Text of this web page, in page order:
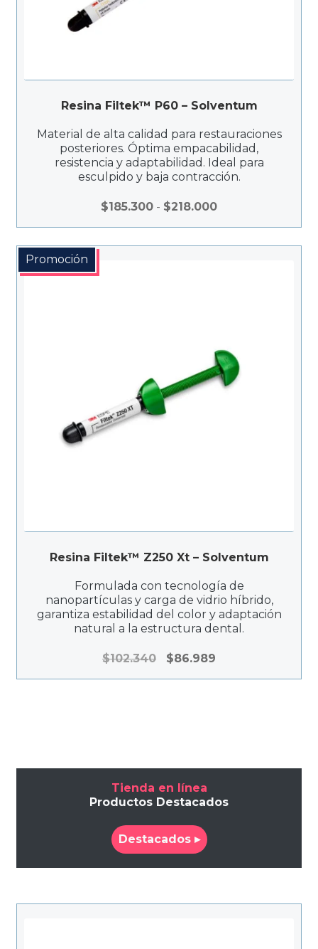
Resina Filtek™ P60 – Solventum
Material de alta calidad para restauraciones
posteriores. Óptima empacabilidad,
resistencia y adaptabilidad. Ideal para
esculpido y baja contracción.
$185.300 - $218.000Rango
Promoción
Resina Filtek™ Z250 Xt – Solventum
Formulada con tecnología de
nanopartículas y carga de vidrio híbrido,
garantiza estabilidad del color y adaptación
natural a la estructura dental.
$102.340
El$86.989El
Tienda en línea
Productos Destacados
Destacados ▸